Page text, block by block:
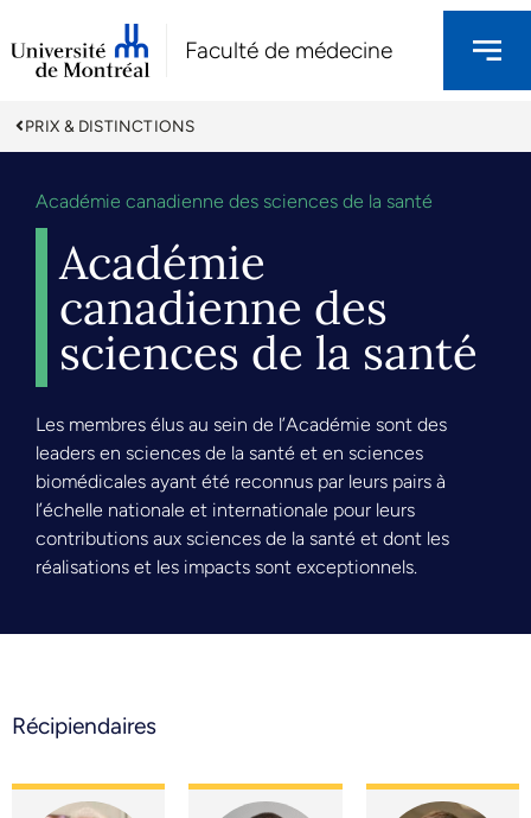
Faculté de médecine
PRIX & DISTINCTIONS
Académie canadienne des sciences de la santé
Académie
canadienne des
sciences de la santé
Les membres élus au sein de l’Académie sont des
leaders en sciences de la santé et en sciences
biomédicales ayant été reconnus par leurs pairs à
l’échelle nationale et internationale pour leurs
contributions aux sciences de la santé et dont les
réalisations et les impacts sont exceptionnels.
Récipiendaires